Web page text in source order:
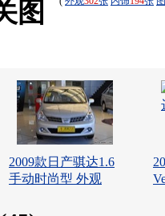
图
2009款日产骐达1.6
手动时尚型 外观